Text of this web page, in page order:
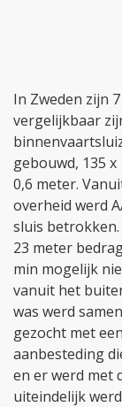
In Zweden zijn
vergelijkbaar
gebouwd, 135
0,6 meter.
overheid werd
sluis
23 meter
min mogelijk
vanuit het
was werd
gezocht met
aanbesteding
en er werd met
uiteindelijk